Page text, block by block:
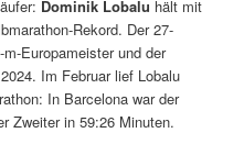
Dominik Lobalu hält mit
Rekord. Der 27-
Europameister und der
Im Februar lief Lobalu
In Barcelona war der
Zweiter in 59:26 Minuten.